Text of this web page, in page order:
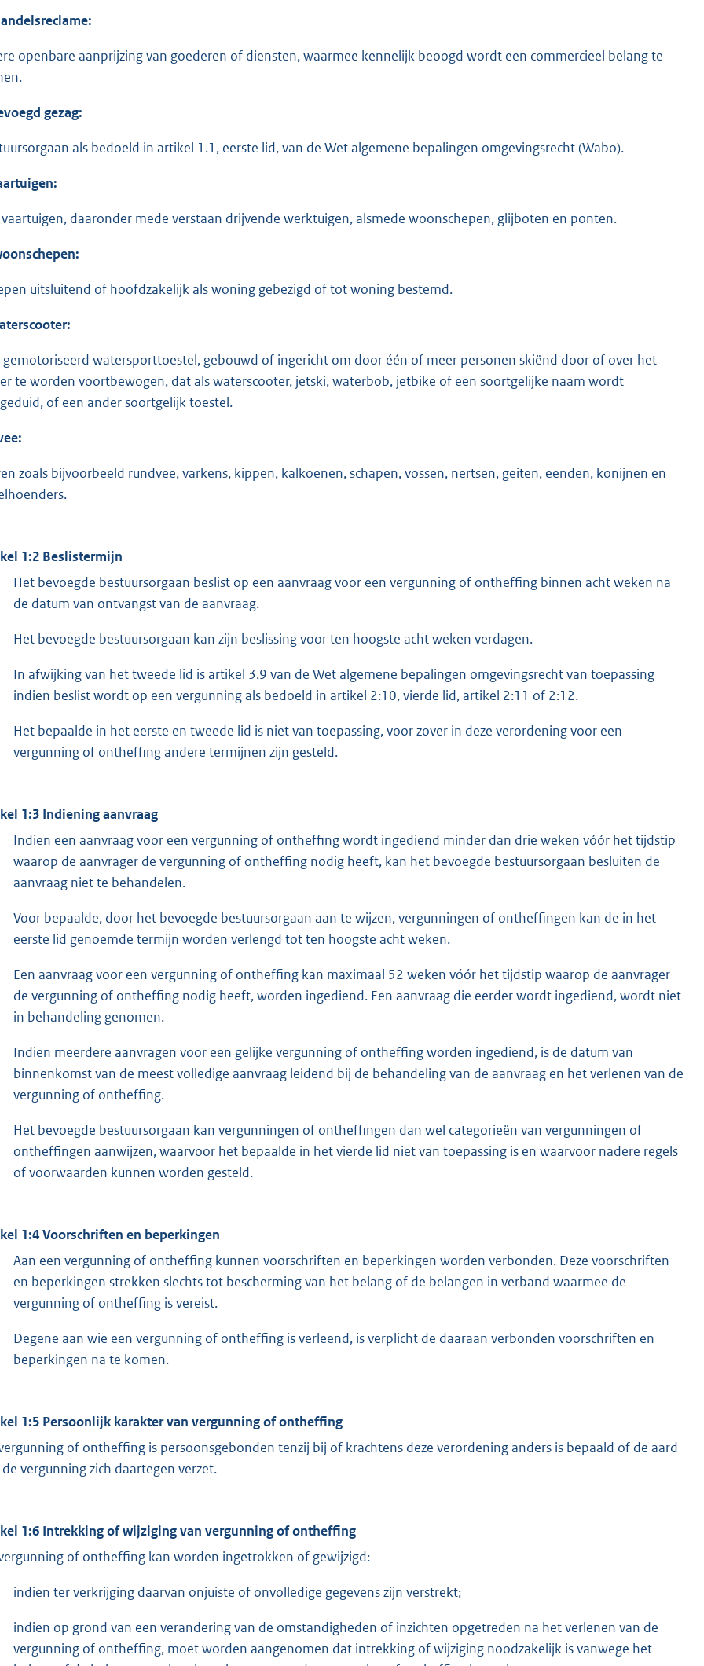
openbare aanprijzing van goederen of diensten, waarmee kennelijk beoogd wordt een commercieel belang te
gezag:
als bedoeld in artikel 1.1, eerste lid, van de Wet algemene bepalingen omgevingsrecht (Wabo).
daaronder mede verstaan drijvende werktuigen, alsmede woonschepen, glijboten en ponten.
uitsluitend of hoofdzakelijk als woning gebezigd of tot woning bestemd.
gemotoriseerd watersporttoestel, gebouwd of ingericht om door één of meer personen skiënd door of over het
te worden voortbewogen, dat als waterscooter, jetski, waterbob, jetbike of een soortgelijke naam wordt
of een ander soortgelijk toestel.
zoals bijvoorbeeld rundvee, varkens, kippen, kalkoenen, schapen, vossen, nertsen, geiten, eenden, konijnen en
1:2 Beslistermijn
Het bevoegde bestuursorgaan beslist op een aanvraag voor een vergunning of ontheffing binnen acht weken na
de datum van ontvangst van de aanvraag.
Het bevoegde bestuursorgaan kan zijn beslissing voor ten hoogste acht weken verdagen.
In afwijking van het tweede lid is artikel 3.9 van de Wet algemene bepalingen omgevingsrecht van toepassing
indien beslist wordt op een vergunning als bedoeld in artikel 2:10, vierde lid, artikel 2:11 of 2:12.
Het bepaalde in het eerste en tweede lid is niet van toepassing, voor zover in deze verordening voor een
vergunning of ontheffing andere termijnen zijn gesteld.
1:3 Indiening aanvraag
Indien een aanvraag voor een vergunning of ontheffing wordt ingediend minder dan drie weken vóór het tijdstip
waarop de aanvrager de vergunning of ontheffing nodig heeft, kan het bevoegde bestuursorgaan besluiten de
aanvraag niet te behandelen.
Voor bepaalde, door het bevoegde bestuursorgaan aan te wijzen, vergunningen of ontheffingen kan de in het
eerste lid genoemde termijn worden verlengd tot ten hoogste acht weken.
Een aanvraag voor een vergunning of ontheffing kan maximaal 52 weken vóór het tijdstip waarop de aanvrager
de vergunning of ontheffing nodig heeft, worden ingediend. Een aanvraag die eerder wordt ingediend, wordt niet
in behandeling genomen.
Indien meerdere aanvragen voor een gelijke vergunning of ontheffing worden ingediend, is de datum van
binnenkomst van de meest volledige aanvraag leidend bij de behandeling van de aanvraag en het verlenen van de
vergunning of ontheffing.
Het bevoegde bestuursorgaan kan vergunningen of ontheffingen dan wel categorieën van vergunningen of
ontheffingen aanwijzen, waarvoor het bepaalde in het vierde lid niet van toepassing is en waarvoor nadere regels
of voorwaarden kunnen worden gesteld.
1:4 Voorschriften en beperkingen
Aan een vergunning of ontheffing kunnen voorschriften en beperkingen worden verbonden. Deze voorschriften
en beperkingen strekken slechts tot bescherming van het belang of de belangen in verband waarmee de
vergunning of ontheffing is vereist.
Degene aan wie een vergunning of ontheffing is verleend, is verplicht de daaraan verbonden voorschriften en
beperkingen na te komen.
1:5 Persoonlijk karakter van vergunning of ontheffing
of ontheffing is persoonsgebonden tenzij bij of krachtens deze verordening anders is bepaald of de aard
vergunning zich daartegen verzet.
1:6 Intrekking of wijziging van vergunning of ontheffing
of ontheffing kan worden ingetrokken of gewijzigd:
indien ter verkrijging daarvan onjuiste of onvolledige gegevens zijn verstrekt;
indien op grond van een verandering van de omstandigheden of inzichten opgetreden na het verlenen van de
vergunning of ontheffing, moet worden aangenomen dat intrekking of wijziging noodzakelijk is vanwege het